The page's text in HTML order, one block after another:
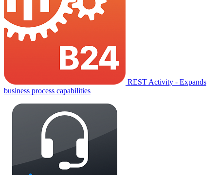
REST Activity - Expands
business process capabilities